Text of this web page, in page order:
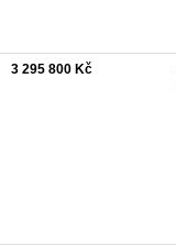
3 295 800 Kč